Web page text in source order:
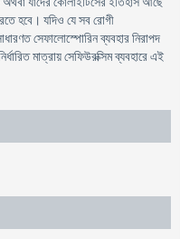
হবে। যদিও যে সব রোগী
সেফালোস্পোরিন ব্যবহার নিরাপদ
মাত্রায় সেফিউরক্সিম ব্যবহারে এই